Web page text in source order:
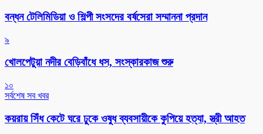
বন্ধন টেলিমিডিয়া ও শিল্পী সংসদের বর্ষসেরা সম্মাননা প্রদান
৯
খোলপেটুয়া নদীর বেড়িবাঁধে ধস, সংস্কারকাজ শুরু
১০
সর্বশেষ সব খবর
কয়রায় সিঁধ কেটে ঘরে ঢুকে ওষুধ ব্যবসায়ীকে কুপিয়ে হত্যা, স্ত্রী আহত